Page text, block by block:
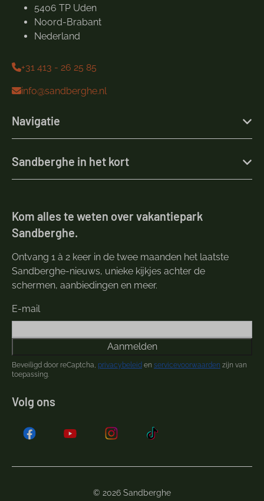
5406 TP Uden
Noord-Brabant
Nederland
+31 413 - 26 25 85
info@sandberghe.nl
Navigatie
Sandberghe in het kort
Kom alles te weten over vakantiepark
Sandberghe.
Ontvang 1 à 2 keer in de twee maanden het laatste
Sandberghe-nieuws, unieke kijkjes achter de
schermen, aanbiedingen en meer.
E-mail
Aanmelden
Beveiligd door reCaptcha, privacybeleid en servicevoorwaarden zijn van
toepassing.
Volg ons
© 2026 Sandberghe